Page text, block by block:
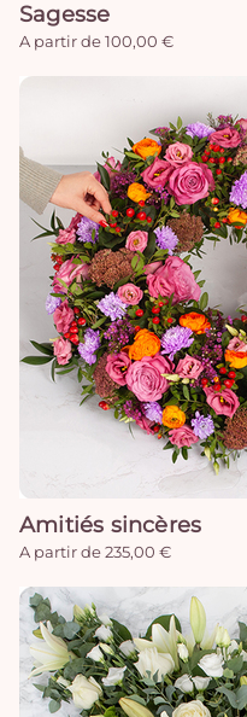
Sagesse
A partir de 100,00 €
Amitiés sincères
A partir de 235,00 €